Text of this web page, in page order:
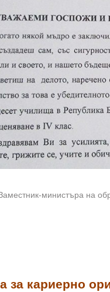
министъра на
за кариерно